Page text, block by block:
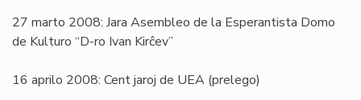
27 marto 2008: Jara Asembleo de la Esperantista Domo
de Kulturo “D-ro Ivan Kirĉev”
16 aprilo 2008: Cent jaroj de UEA (prelego)